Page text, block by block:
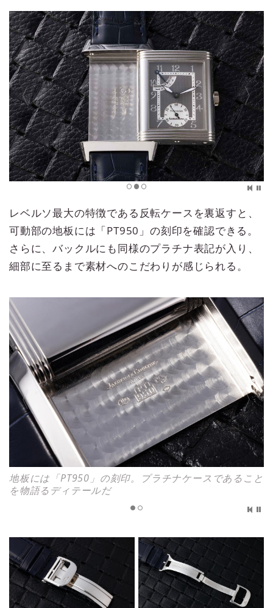
レベルソ最大の特徴である反転ケースを裏返すと、
可動部の地板には「PT950」の刻印を確認できる。
さらに、バックルにも同様のプラチナ表記が入り、
細部に至るまで素材へのこだわりが感じられる。
地板には「PT950」の刻印。プラチナケースであること
を物語るディテールだ